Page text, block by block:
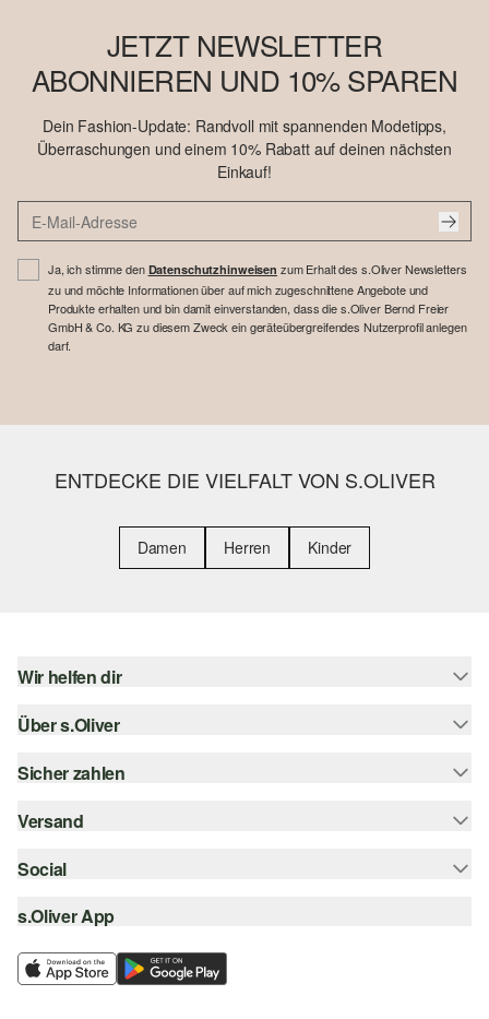
JETZT NEWSLETTER
ABONNIEREN UND 10% SPAREN
Dein Fashion-Update: Randvoll mit spannenden Modetipps,
Überraschungen und einem 10% Rabatt auf deinen nächsten
Einkauf!
Ja, ich stimme den Datenschutzhinweisen zum Erhalt des s.Oliver Newsletters
zu und möchte Informationen über auf mich zugeschnittene Angebote und
Produkte erhalten und bin damit einverstanden, dass die s.Oliver Bernd Freier
GmbH & Co. KG zu diesem Zweck ein geräteübergreifendes Nutzerprofil anlegen
darf.
ENTDECKE DIE VIELFALT VON S.OLIVER
Damen Herren Kinder
Wir helfen dir
Hilfe & FAQ
Über s.Oliver
Newsletter
Wunschliste
Nachhaltigkeit
Sicher zahlen
Rechnung
Klarna
Versand
Sendungsverfolgung
SwissPost
My Post 24
Social
instagram
facebook
s.Oliver App